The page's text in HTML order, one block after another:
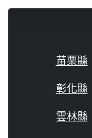
苗栗縣
彰化縣
雲林縣